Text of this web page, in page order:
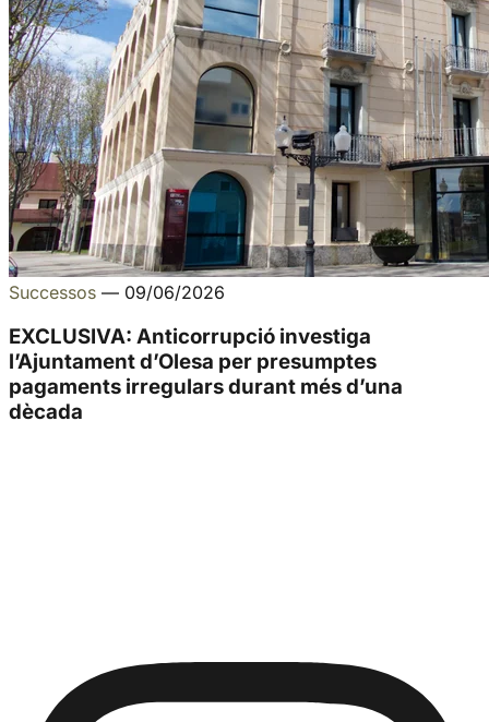
Successos — 09/06/2026
EXCLUSIVA: Anticorrupció investiga
l’Ajuntament d’Olesa per presumptes
pagaments irregulars durant més d’una
dècada